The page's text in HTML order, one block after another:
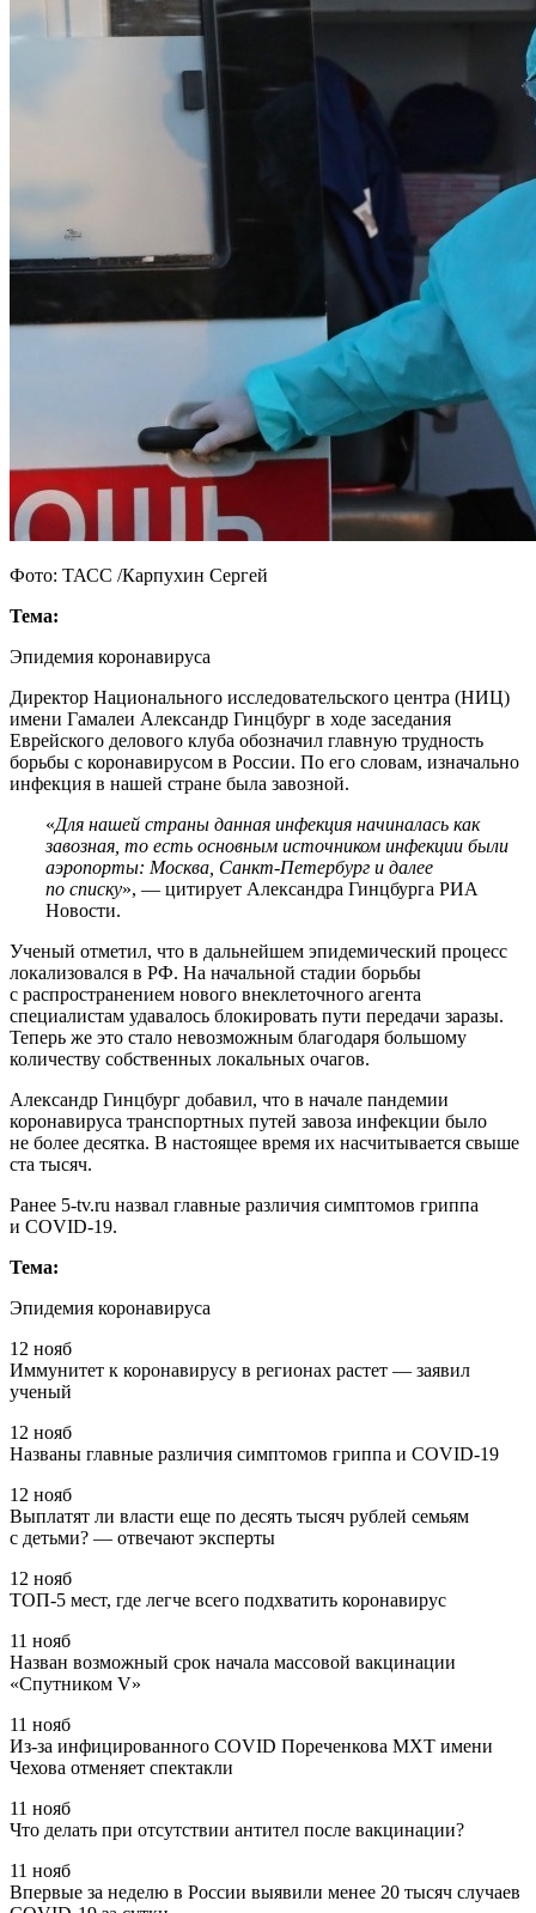
Фото: ТАСС /Карпухин Сергей
Тема:
Эпидемия коронавируса
Директор Национального исследовательского центра (НИЦ)
имени Гамалеи Александр Гинцбург в ходе заседания
Еврейского делового клуба обозначил главную трудность
борьбы с коронавирусом в России. По его словам, изначально
инфекция в нашей стране была завозной.
«Для нашей страны данная инфекция начиналась как
завозная, то есть основным источником инфекции были
аэропорты: Москва, Санкт-Петербург и далее
по списку», — цитирует Александра Гинцбурга РИА
Новости.
Ученый отметил, что в дальнейшем эпидемический процесс
локализовался в РФ. На начальной стадии борьбы
с распространением нового внеклеточного агента
специалистам удавалось блокировать пути передачи заразы.
Теперь же это стало невозможным благодаря большому
количеству собственных локальных очагов.
Александр Гинцбург добавил, что в начале пандемии
коронавируса транспортных путей завоза инфекции было
не более десятка. В настоящее время их насчитывается свыше
ста тысяч.
Ранее 5-tv.ru назвал главные различия симптомов гриппа
и COVID-19.
Тема:
Эпидемия коронавируса
12 нояб
Иммунитет к коронавирусу в регионах растет — заявил
ученый
12 нояб
Названы главные различия симптомов гриппа и COVID-19
12 нояб
Выплатят ли власти еще по десять тысяч рублей семьям
с детьми? — отвечают эксперты
12 нояб
ТОП-5 мест, где легче всего подхватить коронавирус
11 нояб
Назван возможный срок начала массовой вакцинации
«Спутником V»
11 нояб
Из-за инфицированного COVID Пореченкова МХТ имени
Чехова отменяет спектакли
11 нояб
Что делать при отсутствии антител после вакцинации?
11 нояб
Впервые за неделю в России выявили менее 20 тысяч случаев